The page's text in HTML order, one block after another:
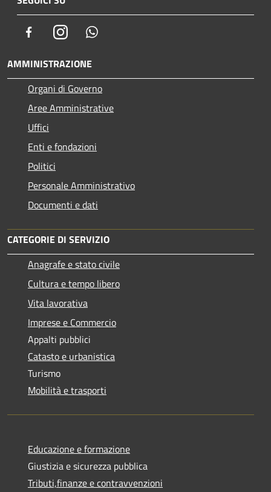
FacebookInstagram
AMMINISTRAZIONE
Organi di Governo
Aree Amministrative
Uffici
Enti e fondazioni
Politici
Personale Amministrativo
Documenti e dati
CATEGORIE DI SERVIZIO
Anagrafe e stato civile
Cultura e tempo libero
Vita lavorativa
Imprese e Commercio
Appalti pubblici
Catasto e urbanistica
Turismo
Mobilità e trasporti
Educazione e formazione
Giustizia e sicurezza pubblica
Tributi,finanze e contravvenzioni